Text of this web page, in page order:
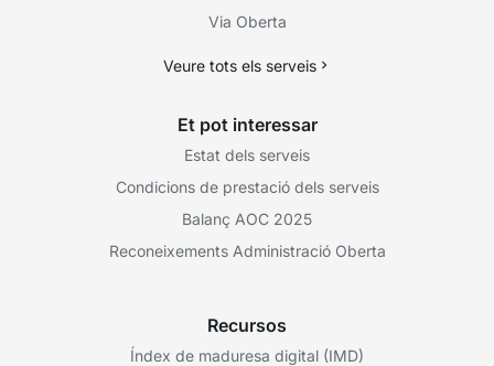
Via Oberta
Veure tots els serveis
Et pot interessar
Estat dels serveis
Condicions de prestació dels serveis
Balanç AOC 2025
Reconeixements Administració Oberta
Recursos
Índex de maduresa digital (IMD)